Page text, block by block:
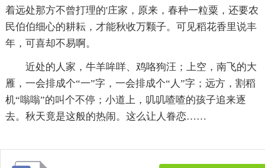
着远处那方不曾打理的'庄家，原来，春种一粒粟，还要农
民伯伯细心的耕耘，才能秋收万颗子。可见稻花香里说丰
年，可喜却不易啊。
近处的人家，牛羊哞咩、鸡咯狗汪；上空，南飞的大
雁，一会排成个“一”字，一会排成个“人”字；远方，割稻
机“嗡嗡”的叫个不停；小道上，叽叽喳喳的孩子追来逐
去。秋天竟是这般的热闹。这么让人眷恋……